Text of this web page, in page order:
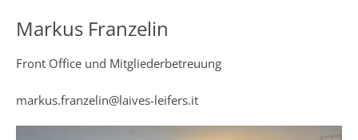
Markus Franzelin
Front Office und Mitgliederbetreuung
markus.franzelin@laives-leifers.it